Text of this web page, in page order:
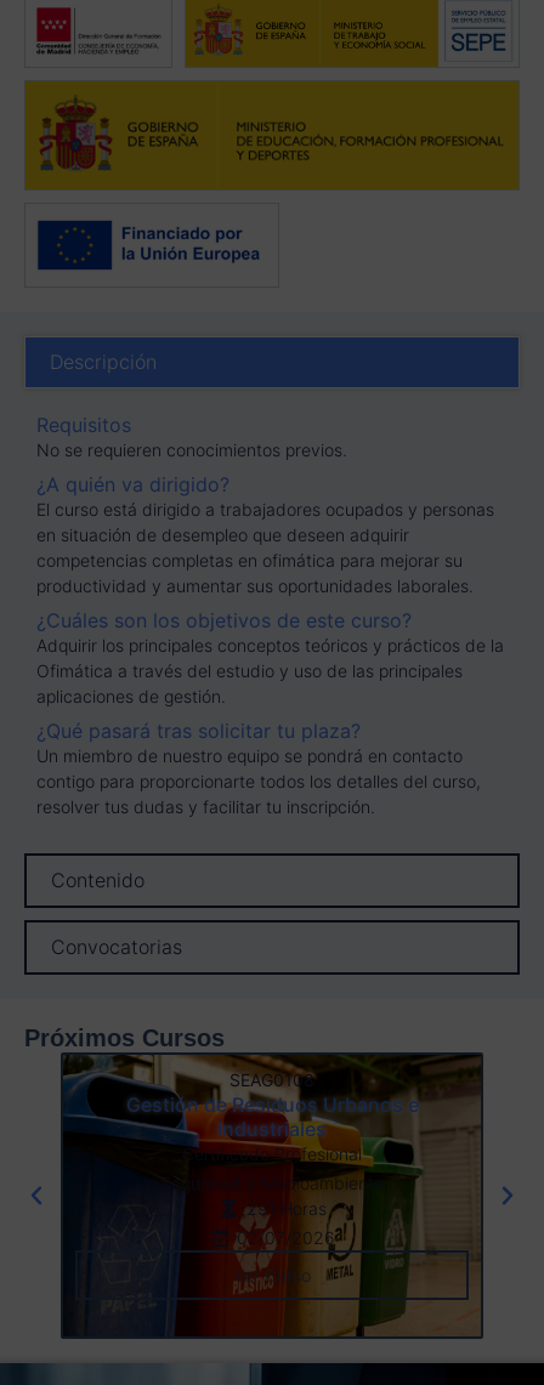
Descripción
Contenido
Convocatorias
Requisitos
No se requieren conocimientos previos.
¿A quién va dirigido?
El curso está dirigido a trabajadores ocupados y personas
en situación de desempleo que deseen adquirir
competencias completas en ofimática para mejorar su
productividad y aumentar sus oportunidades laborales.
¿Cuáles son los objetivos de este curso?
Adquirir los principales conceptos teóricos y prácticos de la
Ofimática a través del estudio y uso de las principales
aplicaciones de gestión.
¿Qué pasará tras solicitar tu plaza?
Un miembro de nuestro equipo se pondrá en contacto
contigo para proporcionarte todos los detalles del curso,
resolver tus dudas y facilitar tu inscripción.
Próximos Cursos
SEAG0108
Gestión de Residuos Urbanos e
Industriales
Certificado Profesional
Seguridad y Medioambiente
291 Horas
02/07/2026
Ver Curso